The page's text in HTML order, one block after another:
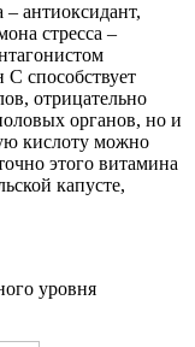
антиоксидант,
стресса –
С способствует
отрицательно
органов, но и
кислоту можно
этого витамина
капусте,
уровня